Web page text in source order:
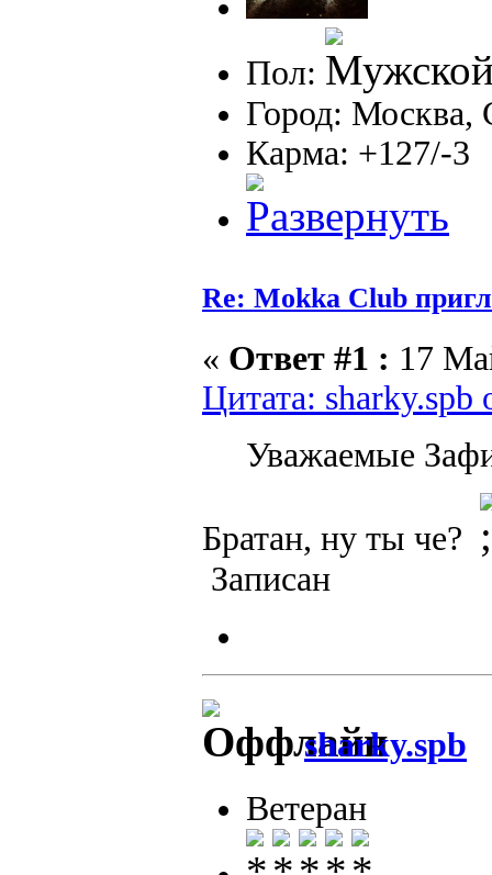
Пол:
Город:
Карма: +127/-3
Re: Mokka Club
« Ответ #1 : 17
Цитата:
Уважаемые
Братан, ну ты че?
Записан
sharky.spb
Ветеран